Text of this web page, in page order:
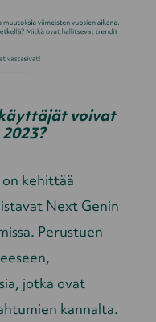
voivat
kehittää
Next Genin
Perustuen
jotka ovat
kannalta.